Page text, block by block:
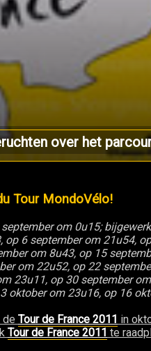
over het
Tour MondoVélo!
om 0u15;
op 6 september om 21u54,
om 8u43, op 15
om 22u52, op 22
23u11, op 30 september
oktober om 23u16, op 16
de Tour de France 2011 in
Tour de France 2011 te